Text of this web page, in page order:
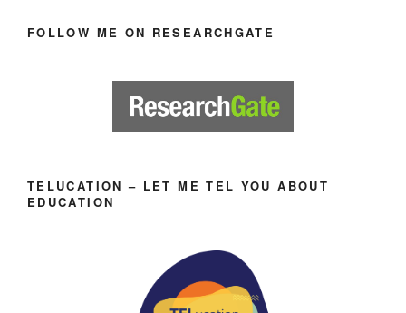
FOLLOW ME ON RESEARCHGATE
TELUCATION – LET ME TEL YOU ABOUT
EDUCATION